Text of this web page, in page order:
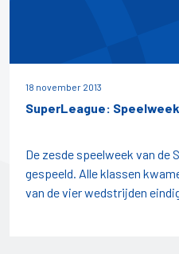
18 november 2013
SuperLeague:
De zesde speelweek van de
gespeeld. Alle klassen
van de vier wedstrijden